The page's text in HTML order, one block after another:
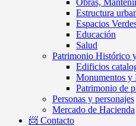
Obras,
Estructura
Espacios
Educación
Salud
Patrimonio Histórico
Edificios
Monumentos y
Patrimonio de
Personas y personajes
Mercado de Hacienda
📨 Contacto